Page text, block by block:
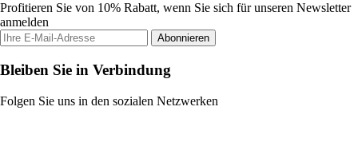
Profitieren Sie von 10% Rabatt, wenn Sie sich für unseren Newsletter
anmelden
Abonnieren
Bleiben Sie in Verbindung
Folgen Sie uns in den sozialen Netzwerken